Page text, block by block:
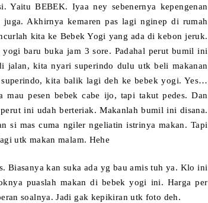
Yaitu BEBEK. Iyaa ney sebenernya kepengenan
Akhirnya kemaren pas lagi nginep di rumah
kita ke Bebek Yogi yang ada di kebon jeruk.
baru buka jam 3 sore. Padahal perut bumil ini
jalan, kita nyari superindo dulu utk beli makanan
kita balik lagi deh ke bebek yogi. Yes…
pesen bebek cabe ijo, tapi takut pedes. Dan
ini udah berteriak. Makanlah bumil ini disana.
si mas cuma ngiler ngeliatin istrinya makan. Tapi
utk makan malam. Hehe
Biasanya kan suka ada yg bau amis tuh ya. Klo ini
puaslah makan di bebek yogi ini. Harga per
soalnya. Jadi gak kepikiran utk foto deh.